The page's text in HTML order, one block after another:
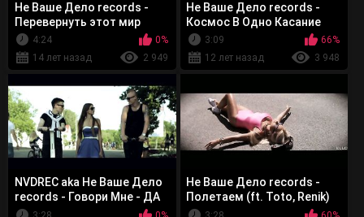
Не Ваше Дело records -
Перевернуть этот мир
просто
4:24
0%
14 лет назад
2 949
Не Ваше Дело records -
Космос В Одно Касание
3:09
66%
12 лет назад
3 948
NVDREC aka Не Ваше Дело
records - Говори Мне - ДА
Не Ваше Дело records -
Полетаем (ft. Toto, Renik)